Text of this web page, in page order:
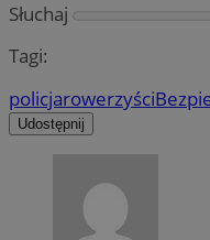
Słuchaj
Tagi:
policjarowerzyści
Udostępnij